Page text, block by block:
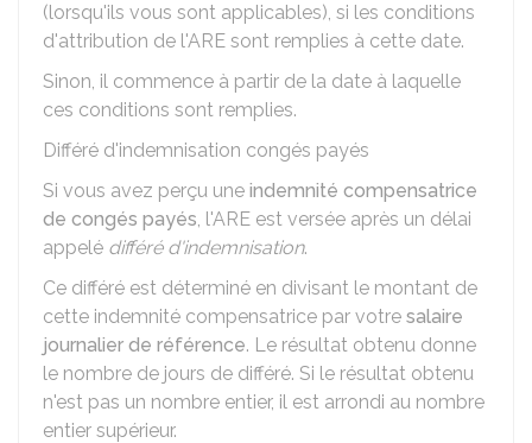
(lorsqu'ils vous sont applicables), si les conditions
d'attribution de l'ARE sont remplies à cette date.
Sinon, il commence à partir de la date à laquelle
ces conditions sont remplies.
Différé d'indemnisation congés payés
Si vous avez perçu une indemnité compensatrice
de congés payés, l'ARE est versée après un délai
appelé différé d'indemnisation.
Ce différé est déterminé en divisant le montant de
cette indemnité compensatrice par votre salaire
journalier de référence. Le résultat obtenu donne
le nombre de jours de différé. Si le résultat obtenu
n'est pas un nombre entier, il est arrondi au nombre
entier supérieur.